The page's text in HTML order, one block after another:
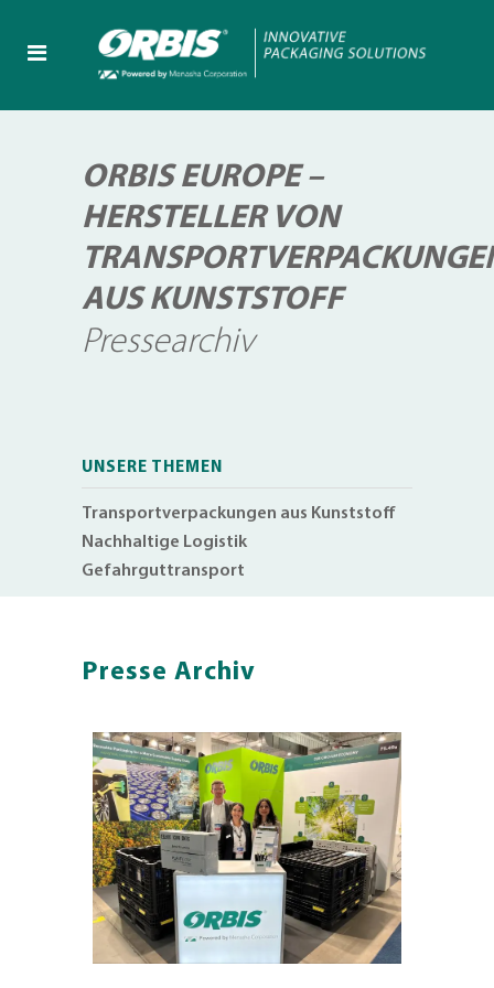
ORBIS EUROPE –
HERSTELLER VON
AUS KUNSTSTOFF
Pressearchiv
UNSERE THEMEN
Transportverpackungen aus Kunststoff
Nachhaltige Logistik
Gefahrguttransport
Presse Archiv